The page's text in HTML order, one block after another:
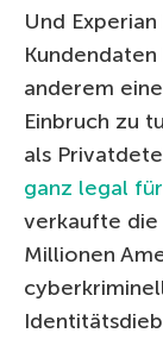
Und
anderem
Einbruch zu
als
ganz legal
verkaufte die
Millionen